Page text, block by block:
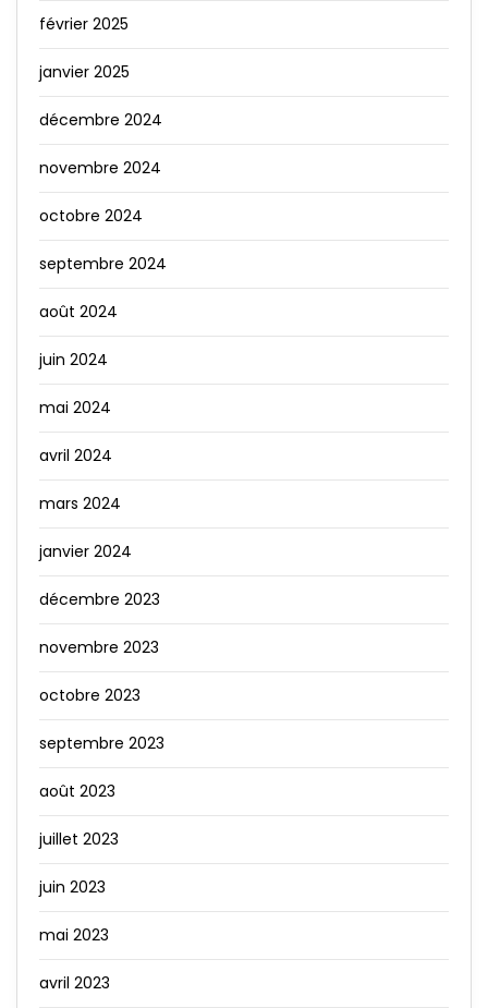
février 2025
janvier 2025
décembre 2024
novembre 2024
octobre 2024
septembre 2024
août 2024
juin 2024
mai 2024
avril 2024
mars 2024
janvier 2024
décembre 2023
novembre 2023
octobre 2023
septembre 2023
août 2023
juillet 2023
juin 2023
mai 2023
avril 2023